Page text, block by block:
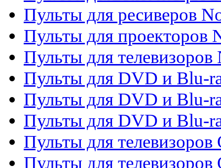
Пульты для ресиверов
Пульты для проекторов
Пульты для телевизоров
Пульты для DVD и Blu-
Пульты для DVD и Blu-
Пульты для DVD и Blu-
Пульты для телевизоров
Пульты для телевизоров